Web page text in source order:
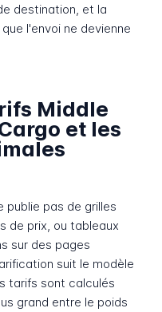
destination, et la
l'envoi ne devienne
Middle
et les
publie pas de grilles
de prix, ou tableaux
sur des pages
suit le modèle
tarifs sont calculés
grand entre le poids